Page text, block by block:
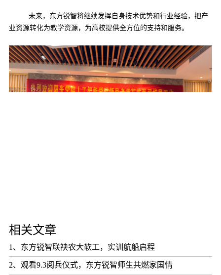
未来，东方锐智将继续发挥自身技术优势和行业经验，把产
业资源转化为教学资源，为高校提供全方位的支持和服务。
相关文章
1、东方锐智联袂农大软工，实训航船启程
2、观看9.3阅兵仪式，东方锐智师生共燃家国情